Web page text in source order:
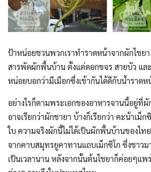
ป้าหน่อยชวนพวกเราทำราดหน้าจากผักไชย
สารพัดผักพื้นบ้าน ตั้งแต่ดอกขจร สายบัว แล
หน่อยบอกว่ามีเมือกซึ่งเข้ากันได้ดีกับน้ำราดห
อย่างไรก็ตามพระเอกของอาหารจานนี้อยู่ที่
อาจเรียกว่าผักชายา บ้างก็เรียกว่า คะน้าเม็
ใบ ความจริงผักนี้ไม่ได้เป็นผักพื้นบ้านของไท
จากคาบสมุทรยูคาทานแถบเม็กซิโก ซึ่งชาวม
เป็นเวลานาน หลังจากนั้นต้นไชยาก็ค่อยๆแ